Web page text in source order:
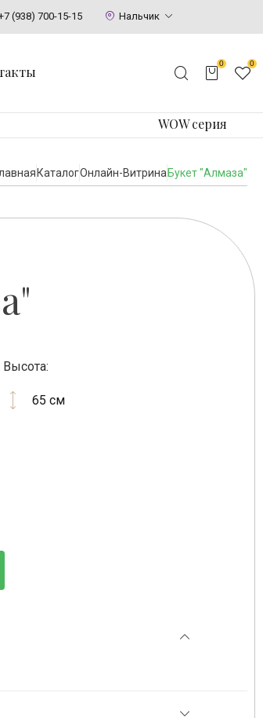
(938) 700-15-15 Нальчик
0 0
WOW серия
КаталогОнлайн-Витрина Букет "Алмаза"
Высота:
65 см